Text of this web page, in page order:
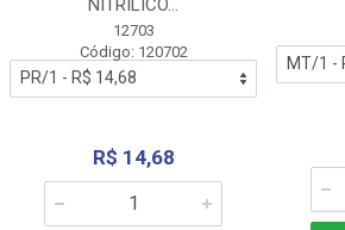
NITRÍLICO...
12703
Código: 120702
R$ 14,68